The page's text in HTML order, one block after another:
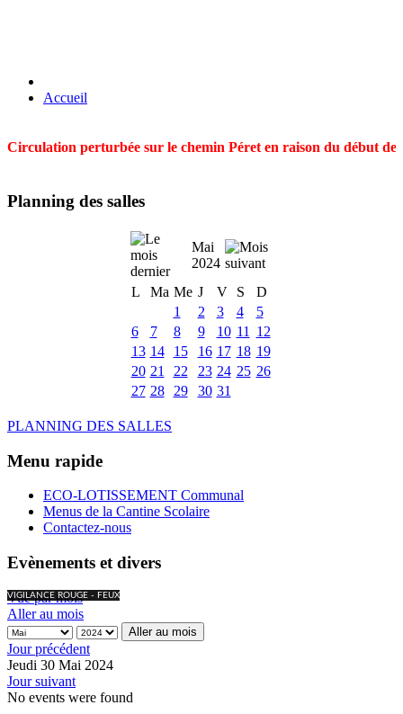
Accueil
Circulation perturbée sur le chemin Péret en raison du début
Planning des salles
Mai
2024
L
Ma Me J V S
D
1
2 3 4
5
6
7 8 9 10 11
12
13 14 15 16 17 18 19
20 21 22 23 24 25 26
27 28 29 30 31
PLANNING DES SALLES
Menu rapide
ECO-LOTISSEMENT Communal
Menus de la Cantine Scolaire
Contactez-nous
Evènements et divers
VIGILANCE ROUGE - FEUX
Vue par mois
Aller au mois
Aller au mois
Jour précédent
Jeudi 30 Mai 2024
Jour suivant
No events were found